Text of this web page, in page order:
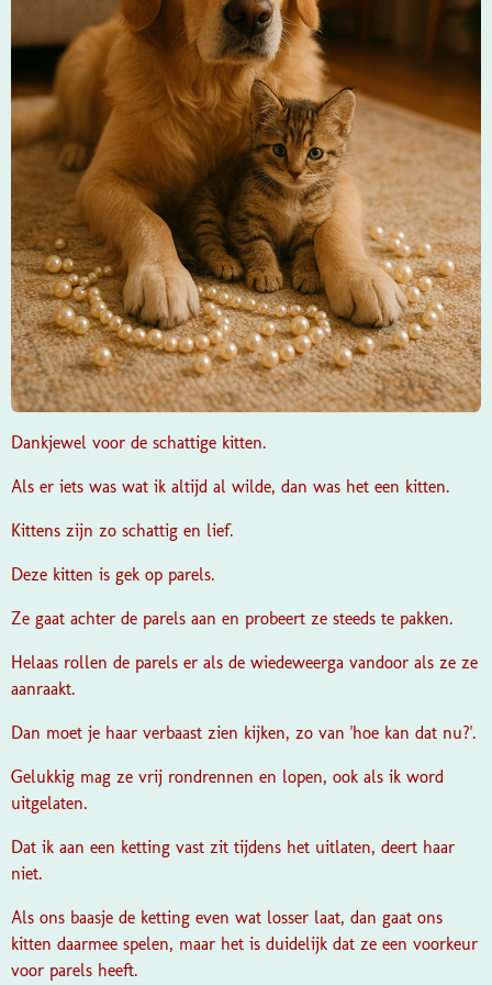
Dankjewel voor de schattige kitten.
Als er iets was wat ik altijd al wilde, dan was het een kitten.
Kittens zijn zo schattig en lief.
Deze kitten is gek op parels.
Ze gaat achter de parels aan en probeert ze steeds te pakken.
Helaas rollen de parels er als de wiedeweerga vandoor als ze ze
aanraakt.
Dan moet je haar verbaast zien kijken, zo van 'hoe kan dat nu?'.
Gelukkig mag ze vrij rondrennen en lopen, ook als ik word
uitgelaten.
Dat ik aan een ketting vast zit tijdens het uitlaten, deert haar
niet.
Als ons baasje de ketting even wat losser laat, dan gaat ons
kitten daarmee spelen, maar het is duidelijk dat ze een voorkeur
voor parels heeft.